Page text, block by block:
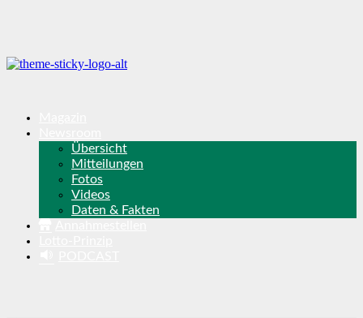
Übersicht
Mitteilungen
Fotos
Videos
Daten & Fakten